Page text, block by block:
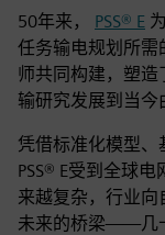
50年来， PSS® E
任务输电规划所需
师共同构建，塑
输研究发展到当今
凭借标准化模型、
PSS® E受到全球
来越复杂，行业向
未来的桥梁——几